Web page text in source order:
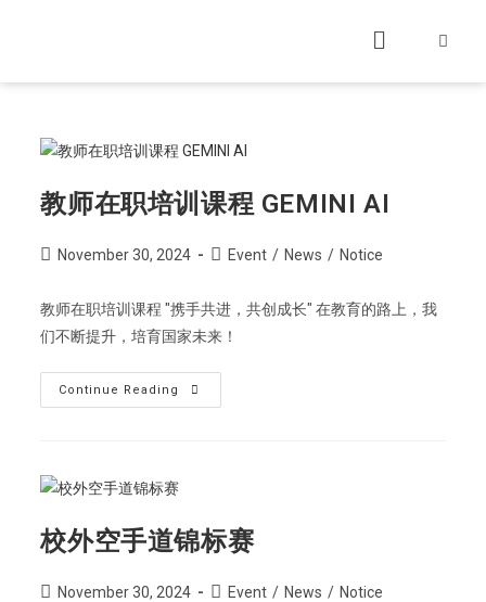
教师在职培训课程 GEMINI AI
November 30, 2024 Event / News / Notice
教师在职培训课程 "携手共进，共创成长" 在教育的路上，我
们不断提升，培育国家未来！
Continue Reading
校外空手道锦标赛
November 30, 2024 Event / News / Notice